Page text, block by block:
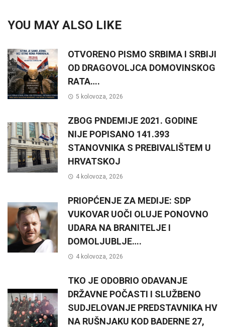
YOU MAY ALSO LIKE
OTVORENO PISMO SRBIMA I SRBIJI
OD DRAGOVOLJCA DOMOVINSKOG
RATA….
5 kolovoza, 2026
ZBOG PNDEMIJE 2021. GODINE
NIJE POPISANO 141.393
STANOVNIKA S PREBIVALIŠTEM U
HRVATSKOJ
4 kolovoza, 2026
PRIOPĆENJE ZA MEDIJE: SDP
VUKOVAR UOČI OLUJE PONOVNO
UDARA NA BRANITELJE I
DOMOLJUBLJE….
4 kolovoza, 2026
TKO JE ODOBRIO ODAVANJE
DRŽAVNE POČASTI I SLUŽBENO
SUDJELOVANJE PREDSTAVNIKA HV
NA RUŠNJAKU KOD BADERNE 27,